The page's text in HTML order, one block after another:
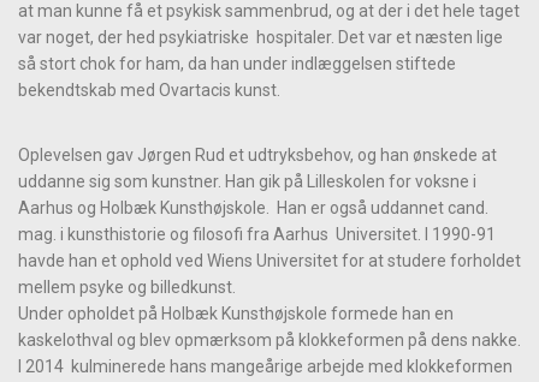
at man kunne få et psykisk sammenbrud, og at der i det hele taget
var noget, der hed psykiatriske hospitaler. Det var et næsten lige
så stort chok for ham, da han under indlæggelsen stiftede
bekendtskab med Ovartacis kunst.
Oplevelsen gav Jørgen Rud et udtryksbehov, og han ønskede at
uddanne sig som kunstner. Han gik på Lilleskolen for voksne i
Aarhus og Holbæk Kunsthøjskole. Han er også uddannet cand.
mag. i kunsthistorie og filosofi fra Aarhus Universitet. I 1990-91
havde han et ophold ved Wiens Universitet for at studere forholdet
mellem psyke og billedkunst.
Under opholdet på Holbæk Kunsthøjskole formede han en
kaskelothval og blev opmærksom på klokkeformen på dens nakke.
l 2014 kulminerede hans mangeårige arbejde med klokkeformen